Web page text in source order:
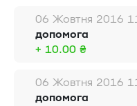
06 Жовтня 2016
допомога
+ 10.00 ₴
06 Жовтня 2016
допомога